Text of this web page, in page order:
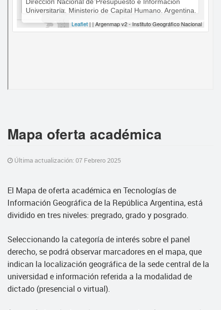
Mapa oferta académica
Última actualización: 07 Febrero 2025
El Mapa de oferta académica en Tecnologías de
Información Geográfica de la República Argentina, está
dividido en tres niveles: pregrado, grado y posgrado.
Seleccionando la categoría de interés sobre el panel
derecho, se podrá observar marcadores en el mapa, que
indican la localización geográfica de la sede central de la
universidad e información referida a la modalidad de
dictado (presencial o virtual).